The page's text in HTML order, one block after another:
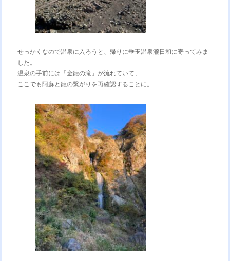
せっかくなので温泉に入ろうと、帰りに垂玉温泉瀧日和に寄ってみま
した。
温泉の手前には「金龍の滝」が流れていて、
ここでも阿蘇と龍の繋がりを再確認することに。